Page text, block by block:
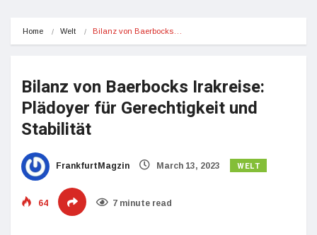
Home Welt Bilanz von Baerbocks…
Bilanz von Baerbocks Irakreise:
Plädoyer für Gerechtigkeit und
Stabilität
FrankfurtMagzin March 13, 2023 WELT
64 7 minute read